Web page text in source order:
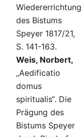
Wiedererrichtung
des Bistums
Speyer 1817/21,
S. 141-163.
Weis, Norbert,
„Aedificatio
domus
spiritualis“. Die
Prägung des
Bistums Speyer